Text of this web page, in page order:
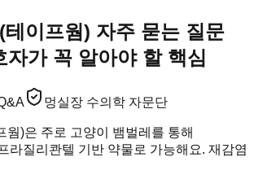
테이프웜) 자주 묻는 질문
가 꼭 알아야 할 핵심
멍실장 수의학 자문단
웜)은 주로 고양이 뱀벌레를 통해
라질리콴텔 기반 약물로 가능해요. 재감염